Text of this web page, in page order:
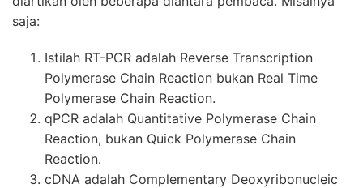
saja:
Istilah RT-PCR adalah Reverse Transcription
Polymerase Chain Reaction bukan Real Time
Polymerase Chain Reaction.
qPCR adalah Quantitative Polymerase Chain
Reaction, bukan Quick Polymerase Chain
Reaction.
cDNA adalah Complementary Deoxyribonucleic